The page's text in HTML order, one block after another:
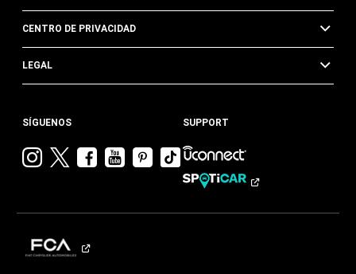
CENTRO DE PRIVACIDAD
LEGAL
SÍGUENOS
VisitarVisitarVisitar
Chrysler en
Visitar
Chrysler en
Visitar
Chrysler en
Pinterest
Visita
Chrysler
Tik
SUPPORT